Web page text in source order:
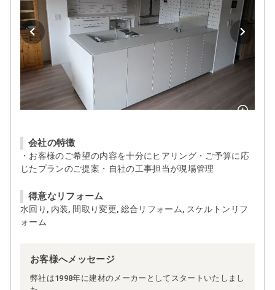
会社の特徴
・お客様のご希望の内容を十分にヒアリング・ご予算に応
じたプランのご提案・自社の工事担当が現場管理
得意なリフォーム
水回り, 内装, 間取り変更, 総合リフォーム, スケルトンリフ
ォーム
お客様へメッセージ
弊社は1998年に建材のメーカーとしてスタートいたしまし